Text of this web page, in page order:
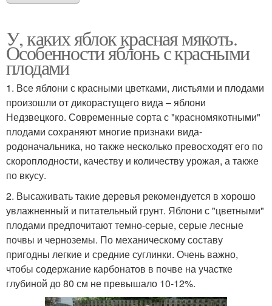
У, каких яблок красная мякоть.
Особенности яблонь с красными
плодами
1. Все яблони с красными цветками, листьями и плодами
произошли от дикорастущего вида – яблони
Недзвецкого. Современные сорта с "красномякотными"
плодами сохраняют многие признаки вида-
родоначальника, но также несколько превосходят его по
скороплодности, качеству и количеству урожая, а также
по вкусу.
2. Высаживать такие деревья рекомендуется в хорошо
увлажненный и питательный грунт. Яблони с "цветными"
плодами предпочитают темно-серые, серые лесные
почвы и черноземы. По механическому составу
пригодны легкие и средние суглинки. Очень важно,
чтобы содержание карбонатов в почве на участке
глубиной до 80 см не превышало 10-12%.